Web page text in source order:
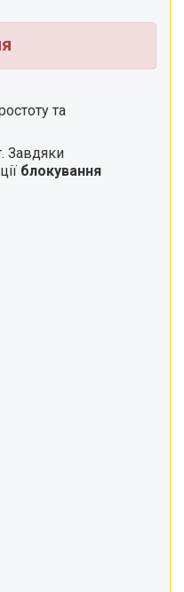
та
Завдяки
блокування